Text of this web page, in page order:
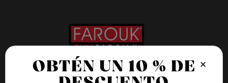
×
OBTÉN UN 10 % DE